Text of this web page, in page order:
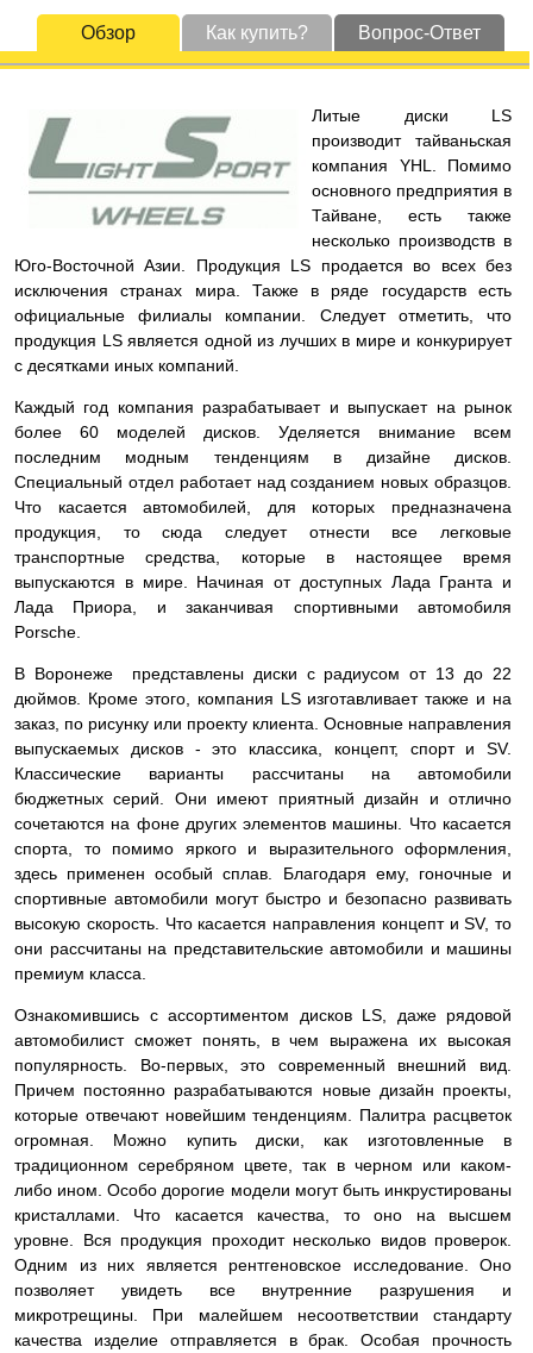
Обзор Как купить? Вопрос-Ответ
Литые диски LS
производит тайваньская
компания YHL. Помимо
основного предприятия в
Тайване, есть также
несколько производств в
Юго-Восточной Азии. Продукция LS продается во всех без
исключения странах мира. Также в ряде государств есть
официальные филиалы компании. Следует отметить, что
продукция LS является одной из лучших в мире и конкурирует
с десятками иных компаний.
Каждый год компания разрабатывает и выпускает на рынок
более 60 моделей дисков. Уделяется внимание всем
последним модным тенденциям в дизайне дисков.
Специальный отдел работает над созданием новых образцов.
Что касается автомобилей, для которых предназначена
продукция, то сюда следует отнести все легковые
транспортные средства, которые в настоящее время
выпускаются в мире. Начиная от доступных Лада Гранта и
Лада Приора, и заканчивая спортивными автомобиля
Porsche.
В Воронеже представлены диски с радиусом от 13 до 22
дюймов. Кроме этого, компания LS изготавливает также и на
заказ, по рисунку или проекту клиента. Основные направления
выпускаемых дисков - это классика, концепт, спорт и SV.
Классические варианты рассчитаны на автомобили
бюджетных серий. Они имеют приятный дизайн и отлично
сочетаются на фоне других элементов машины. Что касается
спорта, то помимо яркого и выразительного оформления,
здесь применен особый сплав. Благодаря ему, гоночные и
спортивные автомобили могут быстро и безопасно развивать
высокую скорость. Что касается направления концепт и SV, то
они рассчитаны на представительские автомобили и машины
премиум класса.
Ознакомившись с ассортиментом дисков LS, даже рядовой
автомобилист сможет понять, в чем выражена их высокая
популярность. Во-первых, это современный внешний вид.
Причем постоянно разрабатываются новые дизайн проекты,
которые отвечают новейшим тенденциям. Палитра расцветок
огромная. Можно купить диски, как изготовленные в
традиционном серебряном цвете, так в черном или каком-
либо ином. Особо дорогие модели могут быть инкрустированы
кристаллами. Что касается качества, то оно на высшем
уровне. Вся продукция проходит несколько видов проверок.
Одним из них является рентгеновское исследование. Оно
позволяет увидеть все внутренние разрушения и
микротрещины. При малейшем несоответствии стандарту
качества изделие отправляется в брак. Особая прочность